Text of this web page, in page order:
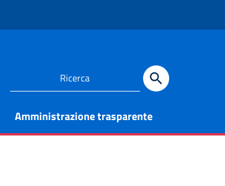
Amministrazione trasparente